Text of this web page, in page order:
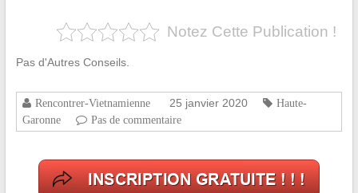
Notez Cette Publication !
Pas d'Autres Conseils.
Rencontrer-Vietnamienne 25 janvier 2020
Haute-
Garonne
Pas de commentaire